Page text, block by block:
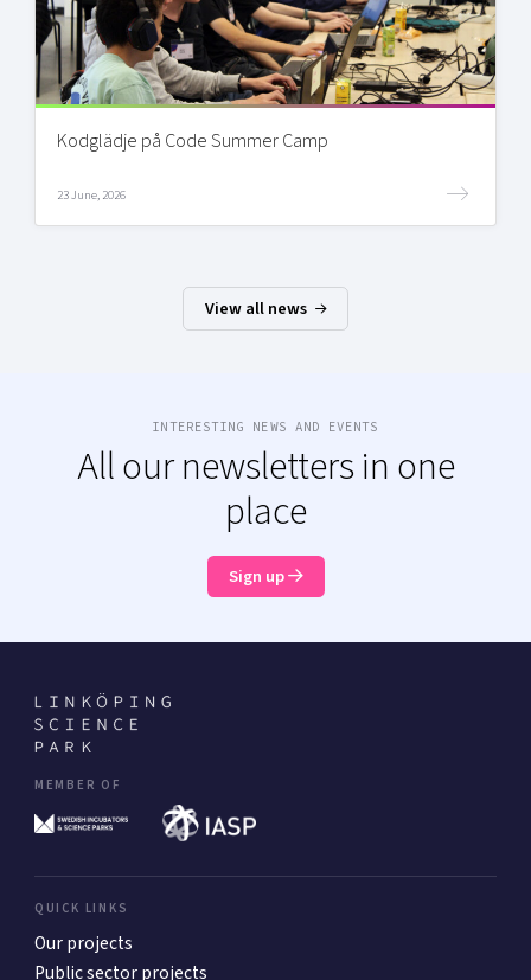
Kodglädje på Code Summer Camp
23 June, 2026
View all news
INTERESTING NEWS AND EVENTS
All our newsletters in one
place
Sign up
MEMBER OF
QUICK LINKS
Our projects
Public sector projects